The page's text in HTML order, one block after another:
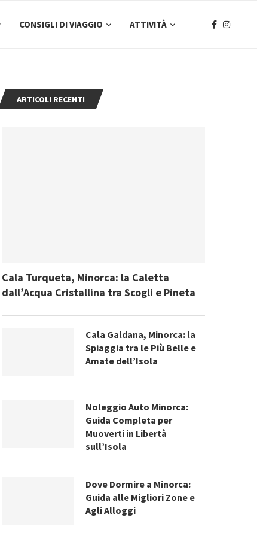
CONSIGLI DI VIAGGIO ATTIVITÀ
ARTICOLI RECENTI
Cala Turqueta, Minorca: la Caletta
dall’Acqua Cristallina tra Scogli e Pineta
Cala Galdana, Minorca: la
Spiaggia tra le Più Belle e
Amate dell’Isola
Noleggio Auto Minorca:
Guida Completa per
Muoverti in Libertà
sull’Isola
Dove Dormire a Minorca:
Guida alle Migliori Zone e
Agli Alloggi